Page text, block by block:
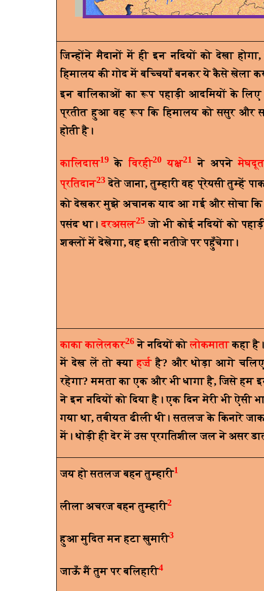
जिन्होंने मैदानों में ही इन नदियों को देखा होगा
हिमालय की गोद में बच्चियाँ बनकर ये कैसे खेला
इन बालिकाओं का रूप पहाड़ी आदमियों के
प्रतीत हुआ वह रूप कि हिमालय को ससुर और
होती है।
कालिदास19 केविरही20 यक्ष21 ने अपने
प्रतिदान23 देते जाना,तुम्हारी वह प्रेयसी तुम्हें
को देखकर मुझे अचानक याद आ गई और सोचा कि
पसंद था।दरअसल25 जो भी कोई नदियों को
शक्लों में देखेगा,वह इसी नतीजे पर पहुँचेगा।
काका कालेलकर26 ने नदियों कोलोकमाताकहा
में देख लें तो क्याहर्ज़है? और थोड़ा आगे
रहेगा?ममता का एक और भी धागा है, जिसे हम
ने इन नदियों को दिया है। एक दिन मेरी भी ऐसी
गया था, तबीयत ढीली थी। सतलज के किनारे
में। थोड़ी ही देर में उस प्रगतिशील जल ने असर
जय हो सतलज बहन तुम्हारी1
लीला अचरज बहन तुम्हारी2
हुआ मुदित मन हटा खुमारी3
जाऊँ मैं तुम पर बलिहारी4